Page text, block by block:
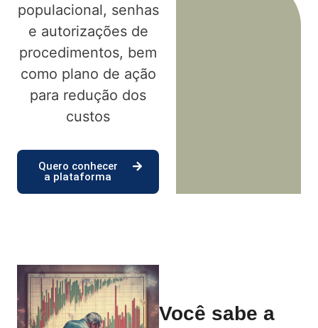
populacional, senhas
e autorizações de
procedimentos, bem
como plano de ação
para redução dos
custos
Quero conhecer
a plataforma
Você sabe a